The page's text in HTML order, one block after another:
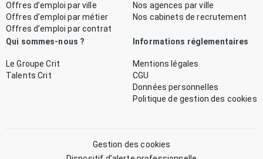
Offres d’emploi par ville
Offres d’emploi par métier
Offres d’emploi par contrat
Nos agences par ville
Nos cabinets de recrutement
Qui sommes-nous ?
Le Groupe Crit
Talents Crit
Informations réglementaires
Mentions légales
CGU
Données personnelles
Politique de gestion des cookies
Gestion des cookies